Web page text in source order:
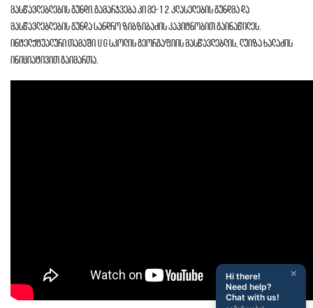
მასწავლებლების გუნდი.გამარჯვება კი მე-12 კლასელების გუნდმა და
მასწავლებლების გუნდა სანდრო ზიბზიბაძის კაპიტნობით გაინაწილეს.
ინტელქტუალური თამაში UG სკოლის გეორგაფიის მასწავლებლის, ლუიზა ხალაძის
ინიციატივით გაიმართა.
×
Hi there!
Need help?
Chat with us!